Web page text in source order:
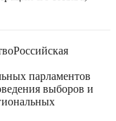
Российская
парламентов
выборов и